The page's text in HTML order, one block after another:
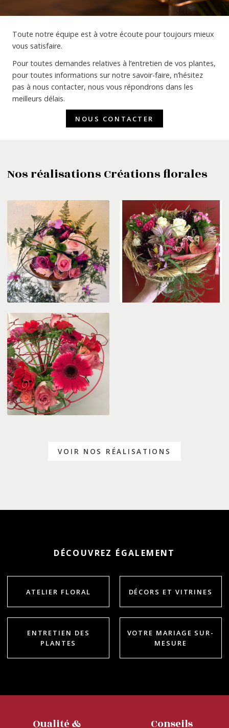
Toute notre équipe est à votre écoute pour toujours mieux
vous satisfaire.
Pour toutes demandes relatives à l’entretien de vos plantes,
pour toutes informations sur notre savoir-faire, n’hésitez
pas à nous contacter, nous vous répondrons dans les
meilleurs délais.
NOUS CONTACTER
Nos réalisations Créations florales
COMPOSITIONS
FÊTE DE PÂQUES
STRUCTURE
VOIR NOS RÉALISATIONS
DÉCOUVREZ ÉGALEMENT
ATELIER FLORAL DÉCORS ET VITRINES
ENTRETIEN DES
PLANTES
VOTRE MARIAGE SUR-
MESURE
Qualité & Conseils